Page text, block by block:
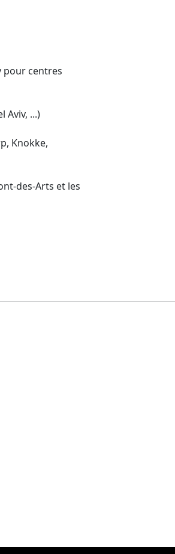
pour centres
Aviv, ...)
Knokke,
des-Arts et les